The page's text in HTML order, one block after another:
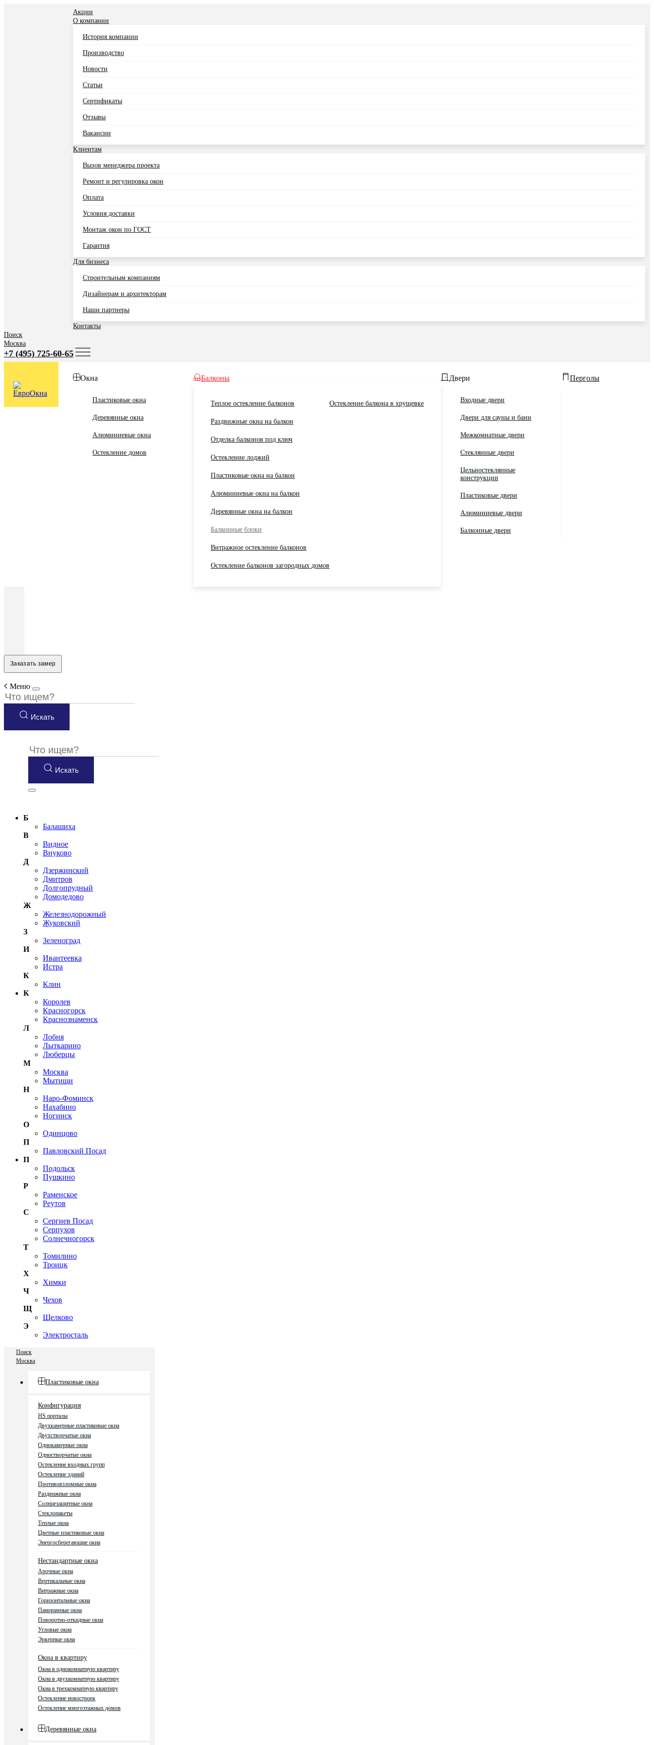
Акции
О компании
История компании
Производство
Новости
Статьи
Сертификаты
Отзывы
Вакансии
Клиентам
Вызов менеджера проекта
Ремонт и регулировка окон
Оплата
Условия доставки
Монтаж окон по ГОСТ
Гарантия
Для бизнеса
Строительным компаниям
Дизайнерам и архитекторам
Наши партнеры
Контакты
Поиск
Москва
+7 (495) 725-60-65
Окна
Пластиковые окна
Деревянные окна
Алюминиевые окна
Остекление домов
Балконы
Теплое остекление балконов
Раздвижные окна на балкон
Отделка балконов под ключ
Остекление лоджий
Пластиковые окна на балкон
Алюминиевые окна на балкон
Деревянные окна на балкон
Балконные блоки
Витражное остекление балконов
Остекление балконов загородных домов
Остекление балкона в хрущевке
Двери
Входные двери
Двери для сауны и бани
Межкомнатные двери
Стеклянные двери
Цельностеклянные
конструкции
Пластиковые двери
Алюминиевые двери
Балконные двери
Перголы
Заказать замер
Меню
Искать
Искать
Б
Балашиха
В
Видное
Внуково
Д
Дзержинский
Дмитров
Долгопрудный
Домодедово
Ж
Железнодорожный
Жуковский
З
Зеленоград
И
Ивантеевка
Истра
К
Клин
К
Королев
Красногорск
Краснознаменск
Л
Лобня
Лыткарино
Люберцы
М
Москва
Мытищи
Н
Наро-Фоминск
Нахабино
Ногинск
О
Одинцово
П
Павловский Посад
П
Подольск
Пушкино
Р
Раменское
Реутов
С
Сергиев Посад
Серпухов
Солнечногорск
Т
Томилино
Троицк
Х
Химки
Ч
Чехов
Щ
Щелково
Э
Электросталь
Поиск
Москва
Пластиковые окна
Конфигурация
HS порталы
Двухкамерные пластиковые окна
Двухстворчатые окна
Однокамерные окна
Одностворчатые окна
Остекление входных групп
Остекление зданий
Противовзломные окна
Раздвижные окна
Солнцезащитные окна
Стеклопакеты
Теплые окна
Цветные пластиковые окна
Энергосберегающие окна
Нестандартные окна
Арочные окна
Вертикальные окна
Витражные окна
Горизонтальные окна
Панорамные окна
Поворотно-откидные окна
Угловые окна
Эркерные окна
Окна в квартиру
Окна в однокомнатную квартиру
Окна в двухкомнатную квартиру
Окна в трехкомнатную квартиру
Остекление новостроек
Остекление многоэтажных домов
Деревянные окна